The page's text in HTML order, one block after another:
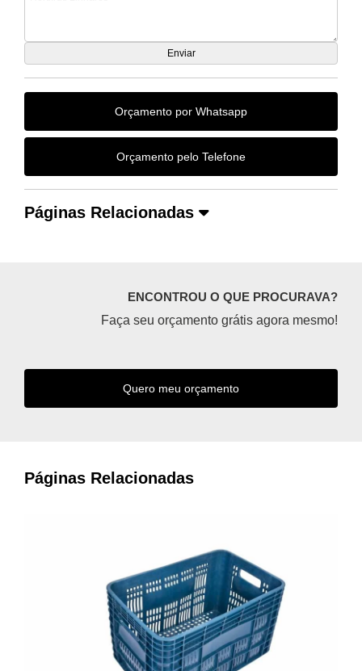
Orçamento por Whatsapp
Orçamento pelo Telefone
Páginas Relacionadas
ENCONTROU O QUE PROCURAVA?
Faça seu orçamento grátis agora mesmo!
Quero meu orçamento
Páginas Relacionadas